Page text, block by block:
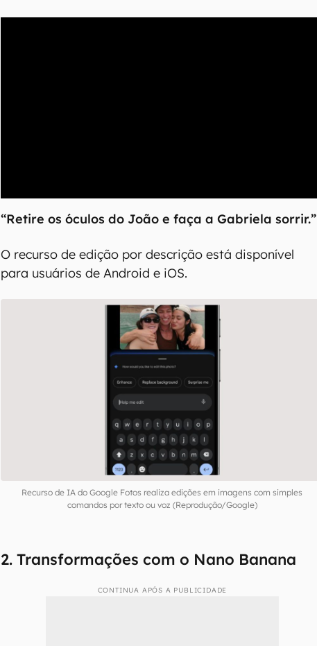
“Retire os óculos do João e faça a Gabriela sorrir.”
O recurso de edição por descrição está disponível
para usuários de Android e iOS.
Recurso de IA do Google Fotos realiza edições em imagens com simples
comandos por texto ou voz (Reprodução/Google)
2. Transformações com o Nano Banana
CONTINUA APÓS A PUBLICIDADE